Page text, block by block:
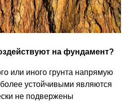
на фундамент?
или иного грунта напрямую
устойчивыми являются
не подвержены